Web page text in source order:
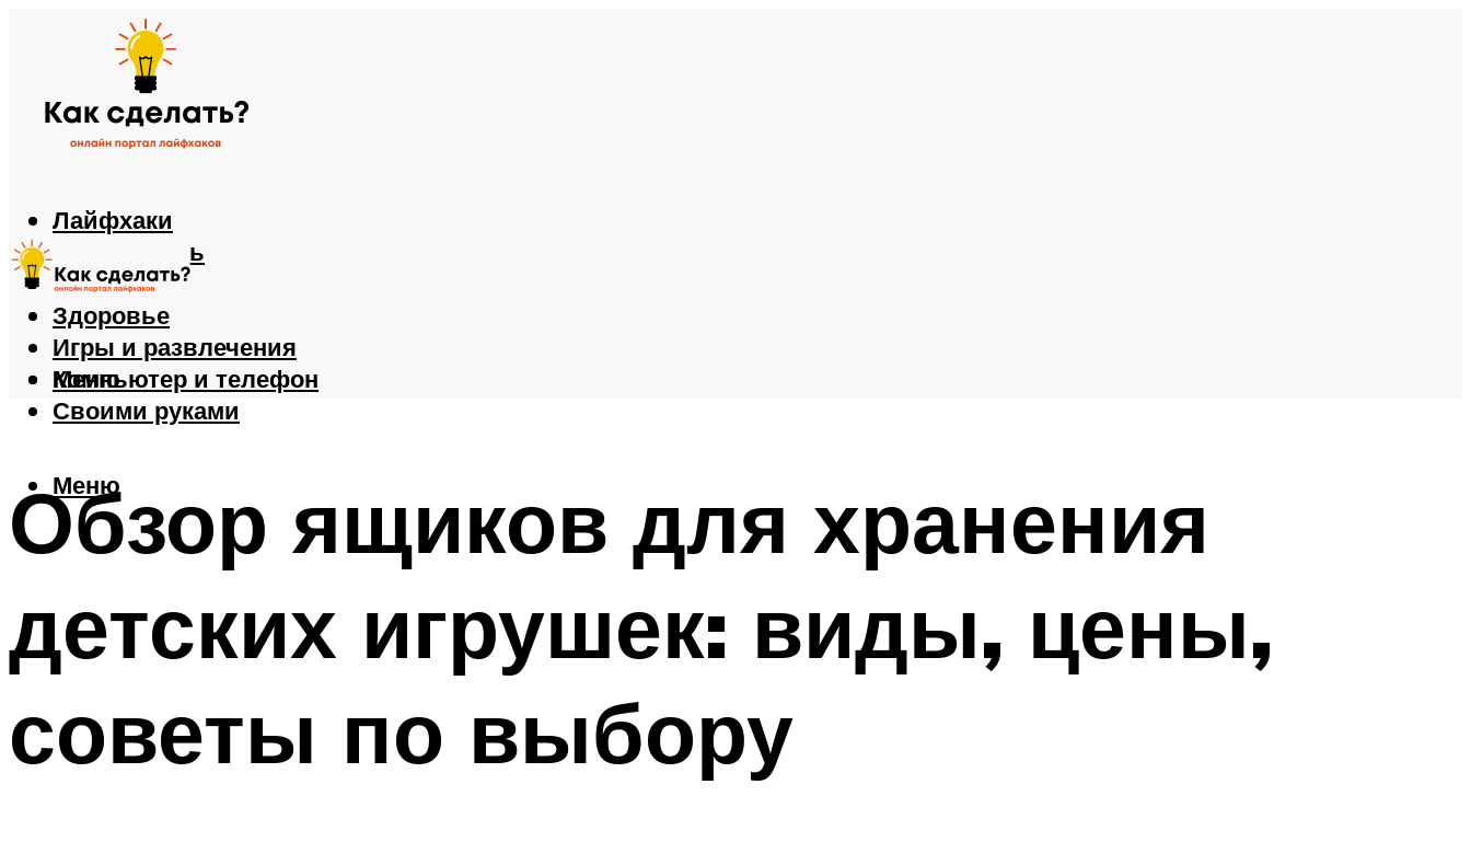
Лайфхаки
Автомобиль
Еда
Здоровье
Игры и развлечения
Компьютер и телефон
Своими руками
Меню
Меню
Обзор ящиков для хранения
детских игрушек: виды, цены,
советы по выбору